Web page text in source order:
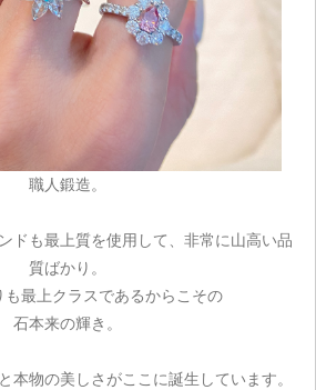
職人鍛造。
ドも最上質を使用して、非常に山高い品
質ばかり。
も最上クラスであるからこその
石本来の輝き。
本物の美しさがここに誕生しています。
お買い物を続ける